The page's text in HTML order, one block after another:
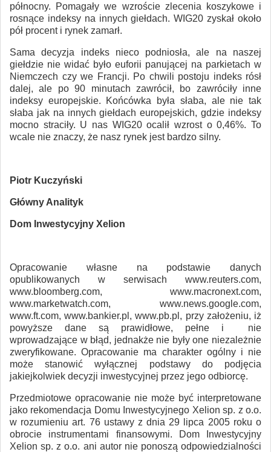
północny. Pomagały we wzroście zlecenia koszykowe i
rosnące indeksy na innych giełdach. WIG20 zyskał około
pół procent i rynek zamarł.
Sama decyzja indeks nieco podniosła, ale na naszej
giełdzie nie widać było euforii panującej na parkietach w
Niemczech czy we Francji. Po chwili postoju indeks rósł
dalej, ale po 90 minutach zawrócił, bo zawróciły inne
indeksy europejskie. Końcówka była słaba, ale nie tak
słaba jak na innych giełdach europejskich, gdzie indeksy
mocno straciły. U nas WIG20 ocalił wzrost o 0,46%. To
wcale nie znaczy, że nasz rynek jest bardzo silny.
Piotr Kuczyński
Główny Analityk
Dom Inwestycyjny Xelion
Opracowanie własne na podstawie danych
opublikowanych w serwisach www.reuters.com,
www.bloomberg.com, www.macronext.com,
www.marketwatch.com, www.news.google.com,
www.ft.com, www.bankier.pl, www.pb.pl, przy założeniu, iż
powyższe dane są prawidłowe, pełne i nie
wprowadzające w błąd, jednakże nie były one niezależnie
zweryfikowane. Opracowanie ma charakter ogólny i nie
może stanowić wyłącznej podstawy do podjęcia
jakiejkolwiek decyzji inwestycyjnej przez jego odbiorcę.
Przedmiotowe opracowanie nie może być interpretowane
jako rekomendacja Domu Inwestycyjnego Xelion sp. z o.o.
w rozumieniu art. 76 ustawy z dnia 29 lipca 2005 roku o
obrocie instrumentami finansowymi. Dom Inwestycyjny
Xelion sp. z o.o. ani autor nie ponoszą odpowiedzialności